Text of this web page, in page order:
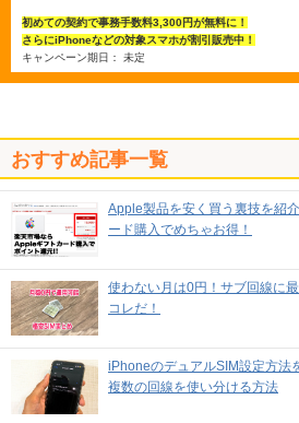
初めての契約で事務手数料3,300円が無料に！
さらにiPhoneなどの対象スマホが割引販売中！
キャンペーン期日： 未定
おすすめ記事一覧
Apple製品を安く買う裏技を紹
ード購入でめちゃお得！
使わない月は0円！サブ回線に
コレだ！
iPhoneのデュアルSIM設定方法
複数の回線を使い分ける方法